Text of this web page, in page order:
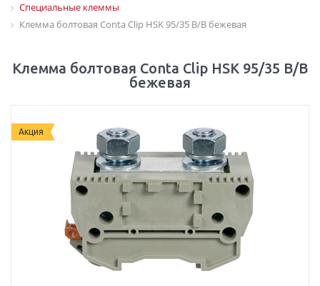
Специальные клеммы
Клемма болтовая Conta Clip HSK 95/35 B/B бежевая
Клемма болтовая Conta Clip HSK 95/35 B/B
бежевая
Акция